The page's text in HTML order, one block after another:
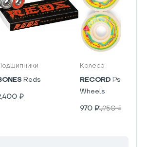
Reds
₽
Колеса
RECORD Psyho V5
Wheels
970 ₽1,950₽